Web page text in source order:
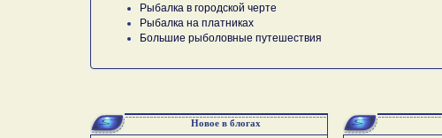
Рыбалка в городской черте
Рыбалка на платниках
Большие рыболовные путешествия
Новое в блогах